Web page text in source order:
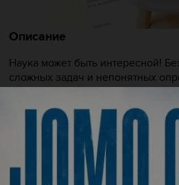
Описание
Наука может быть интересной!
сложных задач и непонятных
Парк занимательных наук
увлекательного изучения
окружающего мира. Главная
интерактивность. Со всеми
взаимодействовать, «играть»!